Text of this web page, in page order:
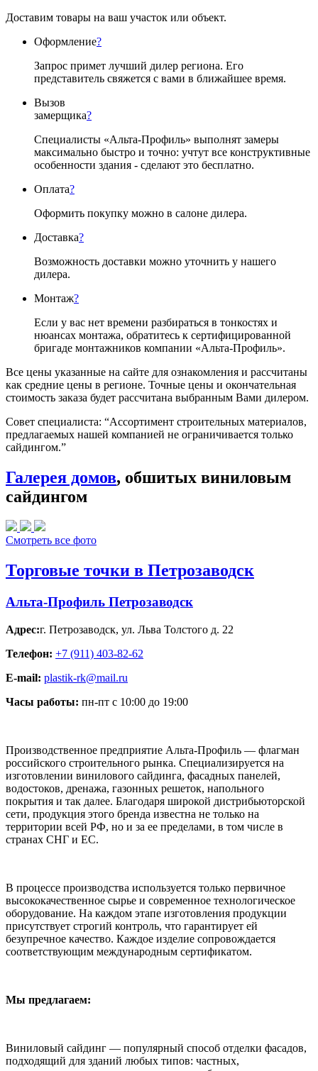
Доставим товары на ваш участок или объект.
Оформление?
Запрос примет лучший дилер региона. Его
представитель свяжется с вами в ближайшее время.
Вызов
замерщика?
Специалисты «Альта-Профиль» выполнят замеры
максимально быстро и точно: учтут все конструктивные
особенности здания - сделают это бесплатно.
Оплата?
Оформить покупку можно в салоне дилера.
Доставка?
Возможность доставки можно уточнить у нашего
дилера.
Монтаж?
Если у вас нет времени разбираться в тонкостях и
нюансах монтажа, обратитесь к сертифицированной
бригаде монтажников компании «Альта-Профиль».
Все цены указанные на сайте для ознакомления и рассчитаны
как средние цены в регионе. Точные цены и окончательная
стоимость заказа будет рассчитана выбранным Вами дилером.
Совет специалиста: “Ассортимент строительных материалов,
предлагаемых нашей компанией не ограничивается только
сайдингом.”
Галерея домов, обшитых виниловым
сайдингом
Смотреть все фото
Торговые точки в Петрозаводск
Альта-Профиль Петрозаводск
Адрес:г. Петрозаводск, ул. Льва Толстого д. 22
Телефон: +7 (911) 403-82-62
E-mail: plastik-rk@mail.ru
Часы работы: пн-пт с 10:00 до 19:00
Производственное предприятие Альта-Профиль — флагман
российского строительного рынка. Специализируется на
изготовлении винилового сайдинга, фасадных панелей,
водостоков, дренажа, газонных решеток, напольного
покрытия и так далее. Благодаря широкой дистрибьюторской
сети, продукция этого бренда известна не только на
территории всей РФ, но и за ее пределами, в том числе в
странах СНГ и ЕС.
В процессе производства используется только первичное
высококачественное сырье и современное технологическое
оборудование. На каждом этапе изготовления продукции
присутствует строгий контроль, что гарантирует ей
безупречное качество. Каждое изделие сопровождается
соответствующим международным сертификатом.
Мы предлагаем:
Виниловый сайдинг — популярный способ отделки фасадов,
подходящий для зданий любых типов: частных,